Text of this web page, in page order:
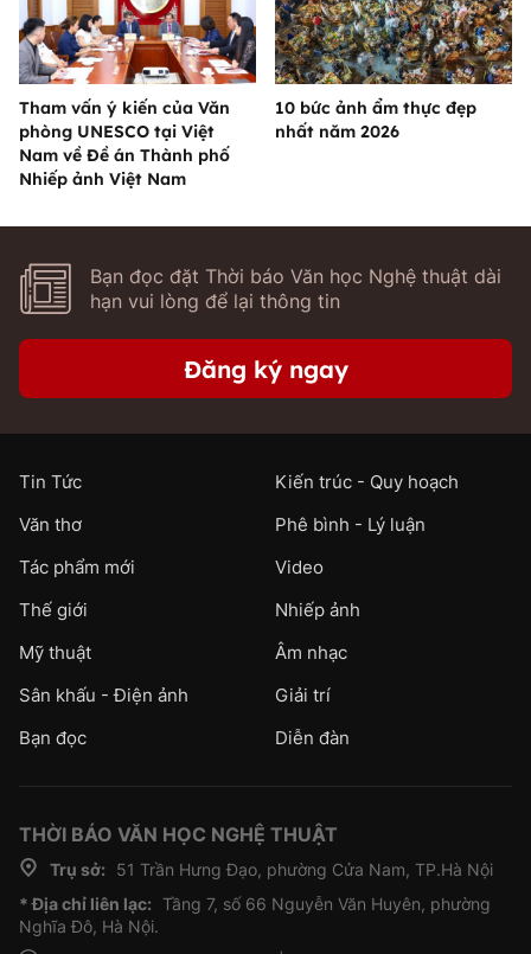
Tham vấn ý kiến của Văn
phòng UNESCO tại Việt
Nam về Đề án Thành phố
Nhiếp ảnh Việt Nam
10 bức ảnh ẩm thực đẹp
nhất năm 2026
Bạn đọc đặt Thời báo Văn học Nghệ thuật dài
hạn vui lòng để lại thông tin
Đăng ký ngay
Tin Tức
Kiến trúc - Quy hoạch
Văn thơ
Phê bình - Lý luận
Tác phẩm mới
Video
Thế giới
Nhiếp ảnh
Mỹ thuật
Âm nhạc
Sân khấu - Điện ảnh
Giải trí
Bạn đọc
Diễn đàn
THỜI BÁO VĂN HỌC NGHỆ THUẬT
Trụ sở:
51 Trần Hưng Đạo, phường Cửa Nam, TP.Hà Nội
* Địa chỉ liên lạc: Tầng 7, số 66 Nguyễn Văn Huyên, phường
Nghĩa Đô, Hà Nội.